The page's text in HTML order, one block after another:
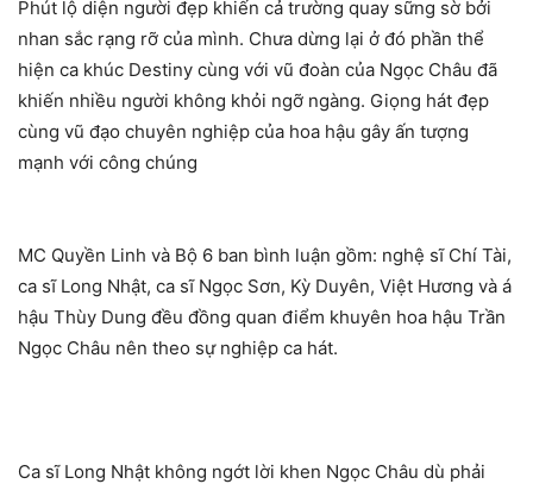
Phút lộ diện người đẹp khiến cả trường quay sững sờ bởi
nhan sắc rạng rỡ của mình. Chưa dừng lại ở đó phần thể
hiện ca khúc Destiny cùng với vũ đoàn của Ngọc Châu đã
khiến nhiều người không khỏi ngỡ ngàng. Giọng hát đẹp
cùng vũ đạo chuyên nghiệp của hoa hậu gây ấn tượng
mạnh với công chúng
MC Quyền Linh và Bộ 6 ban bình luận gồm: nghệ sĩ Chí Tài,
ca sĩ Long Nhật, ca sĩ Ngọc Sơn, Kỳ Duyên, Việt Hương và á
hậu Thùy Dung đều đồng quan điểm khuyên hoa hậu Trần
Ngọc Châu nên theo sự nghiệp ca hát.
Ca sĩ Long Nhật không ngớt lời khen Ngọc Châu dù phải